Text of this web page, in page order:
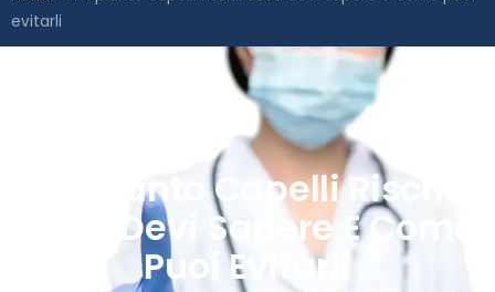
evitarli
Trapianto Capelli Rischi:
Cosa Devi Sapere E Come
Puoi Evitarli